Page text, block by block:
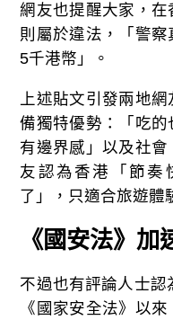
網友也提醒大家，
則屬於違法，「警
5千港幣」。
上述貼文引發兩地
備獨特優勢：「吃
有邊界感」以及社
友認為香港「節奏
了」，只適合旅遊體
《國安法》加
不過也有評論人士認
《國家安全法》以